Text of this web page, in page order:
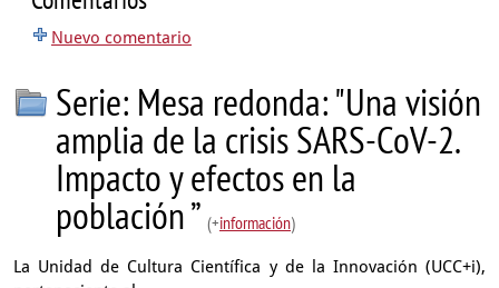
Nuevo comentario
Serie: Mesa redonda: "Una visión
amplia de la crisis SARS-CoV-2.
Impacto y efectos en la
población ” (+información)
La Unidad de Cultura Científica y de la Innovación (UCC+i),